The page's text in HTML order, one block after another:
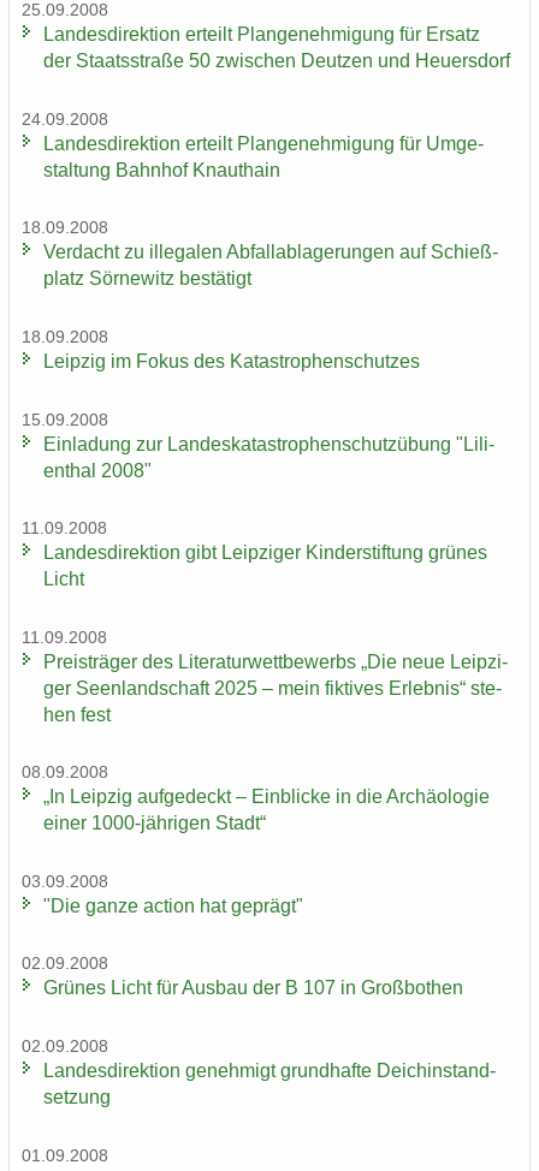
25.09.2008
Lan­des­di­rek­ti­on er­teilt Plan­ge­neh­mi­gung für Er­satz
der Staats­stra­ße 50 zwi­schen Deut­zen und Heu­ers­dorf
24.09.2008
Lan­des­di­rek­ti­on er­teilt Plan­ge­neh­mi­gung für Um­ge­
stal­tung Bahn­hof Knaut­hain
18.09.2008
Ver­dacht zu il­le­ga­len Ab­fall­ab­la­ge­run­gen auf Schieß­
platz Sör­ne­witz be­stä­tigt
18.09.2008
Leip­zig im Fokus des Ka­ta­stro­phen­schut­zes
15.09.2008
Ein­la­dung zur Lan­des­ka­ta­stro­phen­schutz­übung "Li­li­
en­thal 2008"
11.09.2008
Lan­des­di­rek­ti­on gibt Leip­zi­ger Kin­der­stif­tung grü­nes
Licht
11.09.2008
Preis­trä­ger des Li­te­ra­tur­wett­be­werbs „Die neue Leip­zi­
ger Se­en­land­schaft 2025 – mein fik­ti­ves Er­leb­nis“ ste­
hen fest
08.09.2008
„In Leip­zig auf­ge­deckt – Ein­bli­cke in die Ar­chäo­lo­gie
einer 1000-​jährigen Stadt“
03.09.2008
"Die ganze ac­tion hat ge­prägt"
02.09.2008
Grü­nes Licht für Aus­bau der B 107 in Groß­bo­then
02.09.2008
Lan­des­di­rek­ti­on ge­neh­migt grund­haf­te Deich­in­stand­
set­zung
01.09.2008